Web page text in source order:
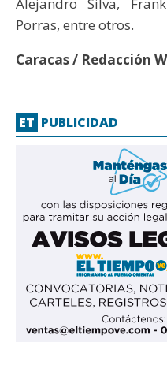
Porras, entre otros.
Caracas / Redacción
ET PUBLICIDAD